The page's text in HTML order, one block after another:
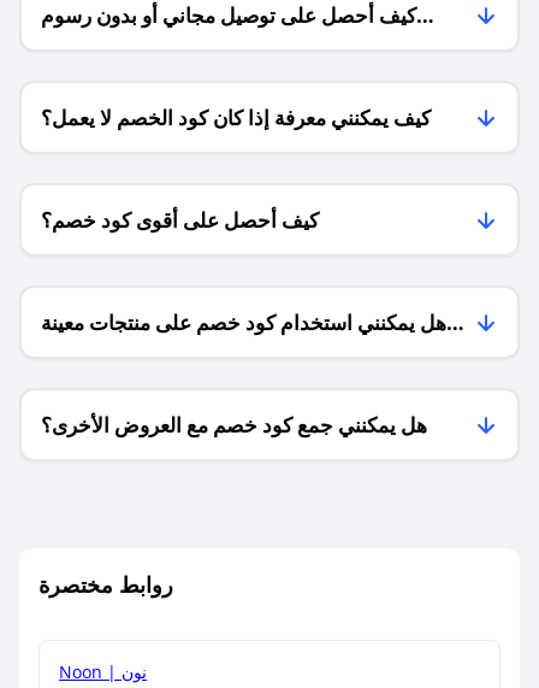
كيف أحصل على توصيل مجاني أو بدون رسوم
الشحن ؟
كيف يمكنني معرفة إذا كان كود الخصم لا يعمل؟
كيف أحصل على أقوى كود خصم؟
هل يمكنني استخدام كود خصم على منتجات معينة
فقط؟
هل يمكنني جمع كود خصم مع العروض الأخرى؟
روابط مختصرة
Noon | نون